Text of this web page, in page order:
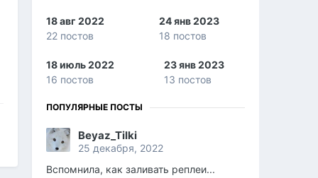
18 авг 2022
22 постов
24 янв 2023
18 постов
18 июль 2022
16 постов
23 янв 2023
13 постов
ПОПУЛЯРНЫЕ ПОСТЫ
Beyaz_Tilki
25 декабря, 2022
Вспомнила, как заливать реплеи...